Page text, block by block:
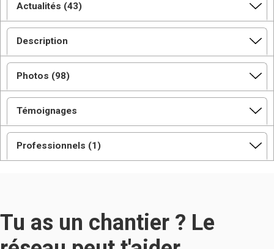
Actualités (43)
Description
Photos (98)
Témoignages
Professionnels (1)
Tu as un chantier ? Le